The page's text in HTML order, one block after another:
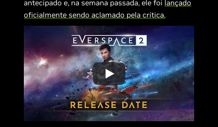
antecipado e, na semana passada, ele foi lançado
oficialmente sendo aclamado pela crítica.